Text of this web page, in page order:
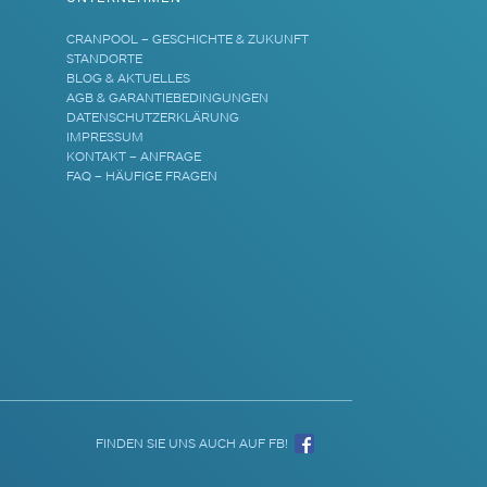
CRANPOOL – GESCHICHTE & ZUKUNFT
STANDORTE
BLOG & AKTUELLES
AGB & GARANTIEBEDINGUNGEN
DATENSCHUTZERKLÄRUNG
IMPRESSUM
KONTAKT – ANFRAGE
FAQ – HÄUFIGE FRAGEN
FINDEN SIE UNS AUCH AUF FB!